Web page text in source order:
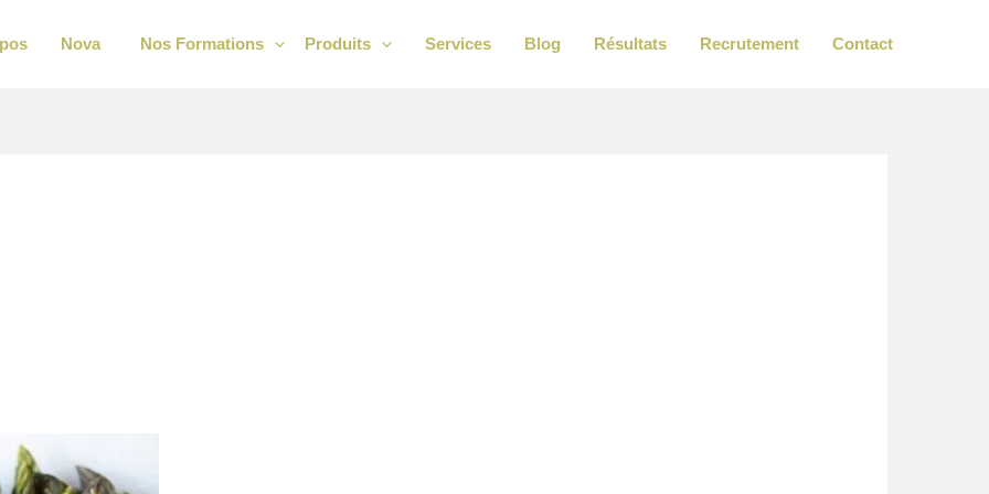
Nova Nos Formations Produits Services Blog Résultats Recrutement Contact